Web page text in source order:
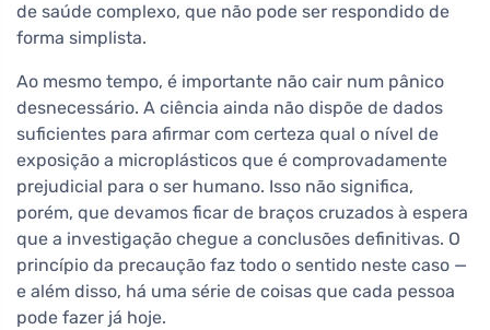
de saúde complexo, que não pode ser respondido de
forma simplista.
Ao mesmo tempo, é importante não cair num pânico
desnecessário. A ciência ainda não dispõe de dados
suficientes para afirmar com certeza qual o nível de
exposição a microplásticos que é comprovadamente
prejudicial para o ser humano. Isso não significa,
porém, que devamos ficar de braços cruzados à espera
que a investigação chegue a conclusões definitivas. O
princípio da precaução faz todo o sentido neste caso —
e além disso, há uma série de coisas que cada pessoa
pode fazer já hoje.